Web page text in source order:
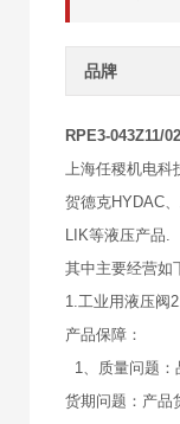
品牌
RPE3-043Z11/
上海任稷机电科
贺德克HYDAC
LIK等液压产品.
其中主要经营如
1.工业用液压阀
产品保障：
1、质量问题：
货期问题：产品